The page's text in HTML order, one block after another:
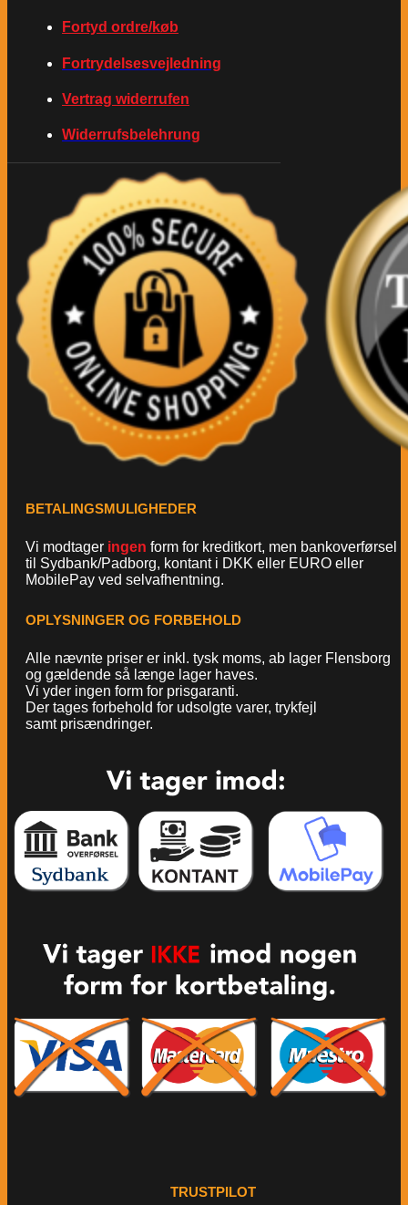
Fortyd ordre/køb
Fortrydelsesvejledning
Vertrag widerrufen
Widerrufsbelehrung
BETALINGSMULIGHEDER
Vi modtager ingen form for kreditkort, men bankoverførsel
til Sydbank/Padborg, kontant i DKK eller EURO eller
MobilePay ved selvafhentning.
OPLYSNINGER OG FORBEHOLD
Alle nævnte priser er inkl. tysk moms, ab lager Flensborg
og gældende så længe lager haves.
Vi yder ingen form for prisgaranti.
Der tages forbehold for udsolgte varer, trykfejl
samt prisændringer.
TRUSTPILOT